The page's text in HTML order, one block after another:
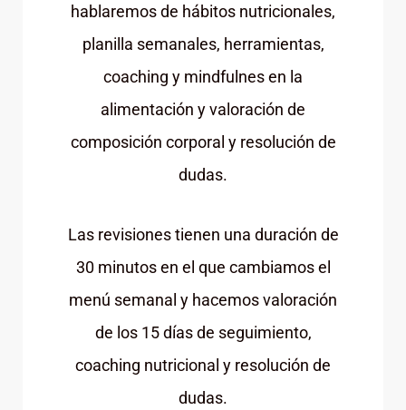
hablaremos de hábitos nutricionales,
planilla semanales, herramientas,
coaching y mindfulnes en la
alimentación y valoración de
composición corporal y resolución de
dudas.
Las revisiones tienen una duración de
30 minutos en el que cambiamos el
menú semanal y hacemos valoración
de los 15 días de seguimiento,
coaching nutricional y resolución de
dudas.